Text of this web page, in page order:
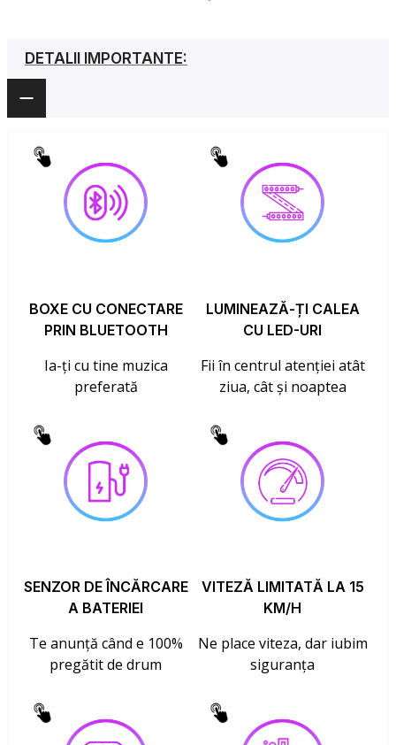
DETALII IMPORTANTE:
BOXE CU CONECTARE
PRIN BLUETOOTH
Ia-ți cu tine muzica
preferată
LUMINEAZĂ-ȚI CALEA
CU LED-URI
Fii în centrul atenției atât
ziua, cât și noaptea
SENZOR DE ÎNCĂRCARE
A BATERIEI
Te anunță când e 100%
pregătit de drum
VITEZĂ LIMITATĂ LA 15
KM/H
Ne place viteza, dar iubim
siguranța